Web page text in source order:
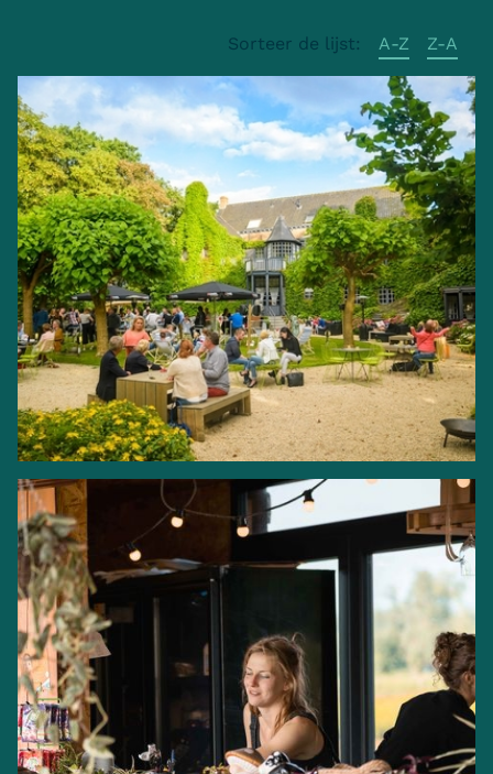
Sorteer de lijst: A-Z Z-A
Apéro Château
LEES MEER